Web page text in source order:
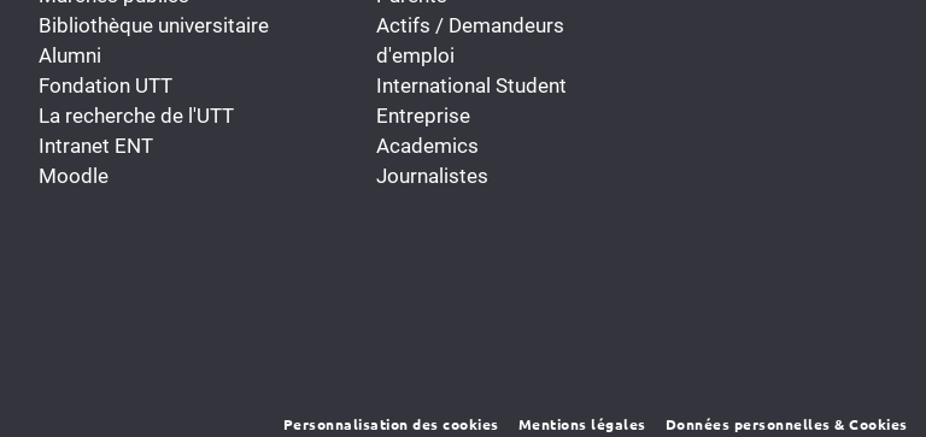
Bibliothèque universitaire
Alumni
Fondation UTT
La recherche de l'UTT
Intranet ENT
Moodle
Actifs / Demandeurs
d'emploi
International Student
Entreprise
Academics
Journalistes
Personnalisation des cookies Mentions légales Données personnelles & Cookies